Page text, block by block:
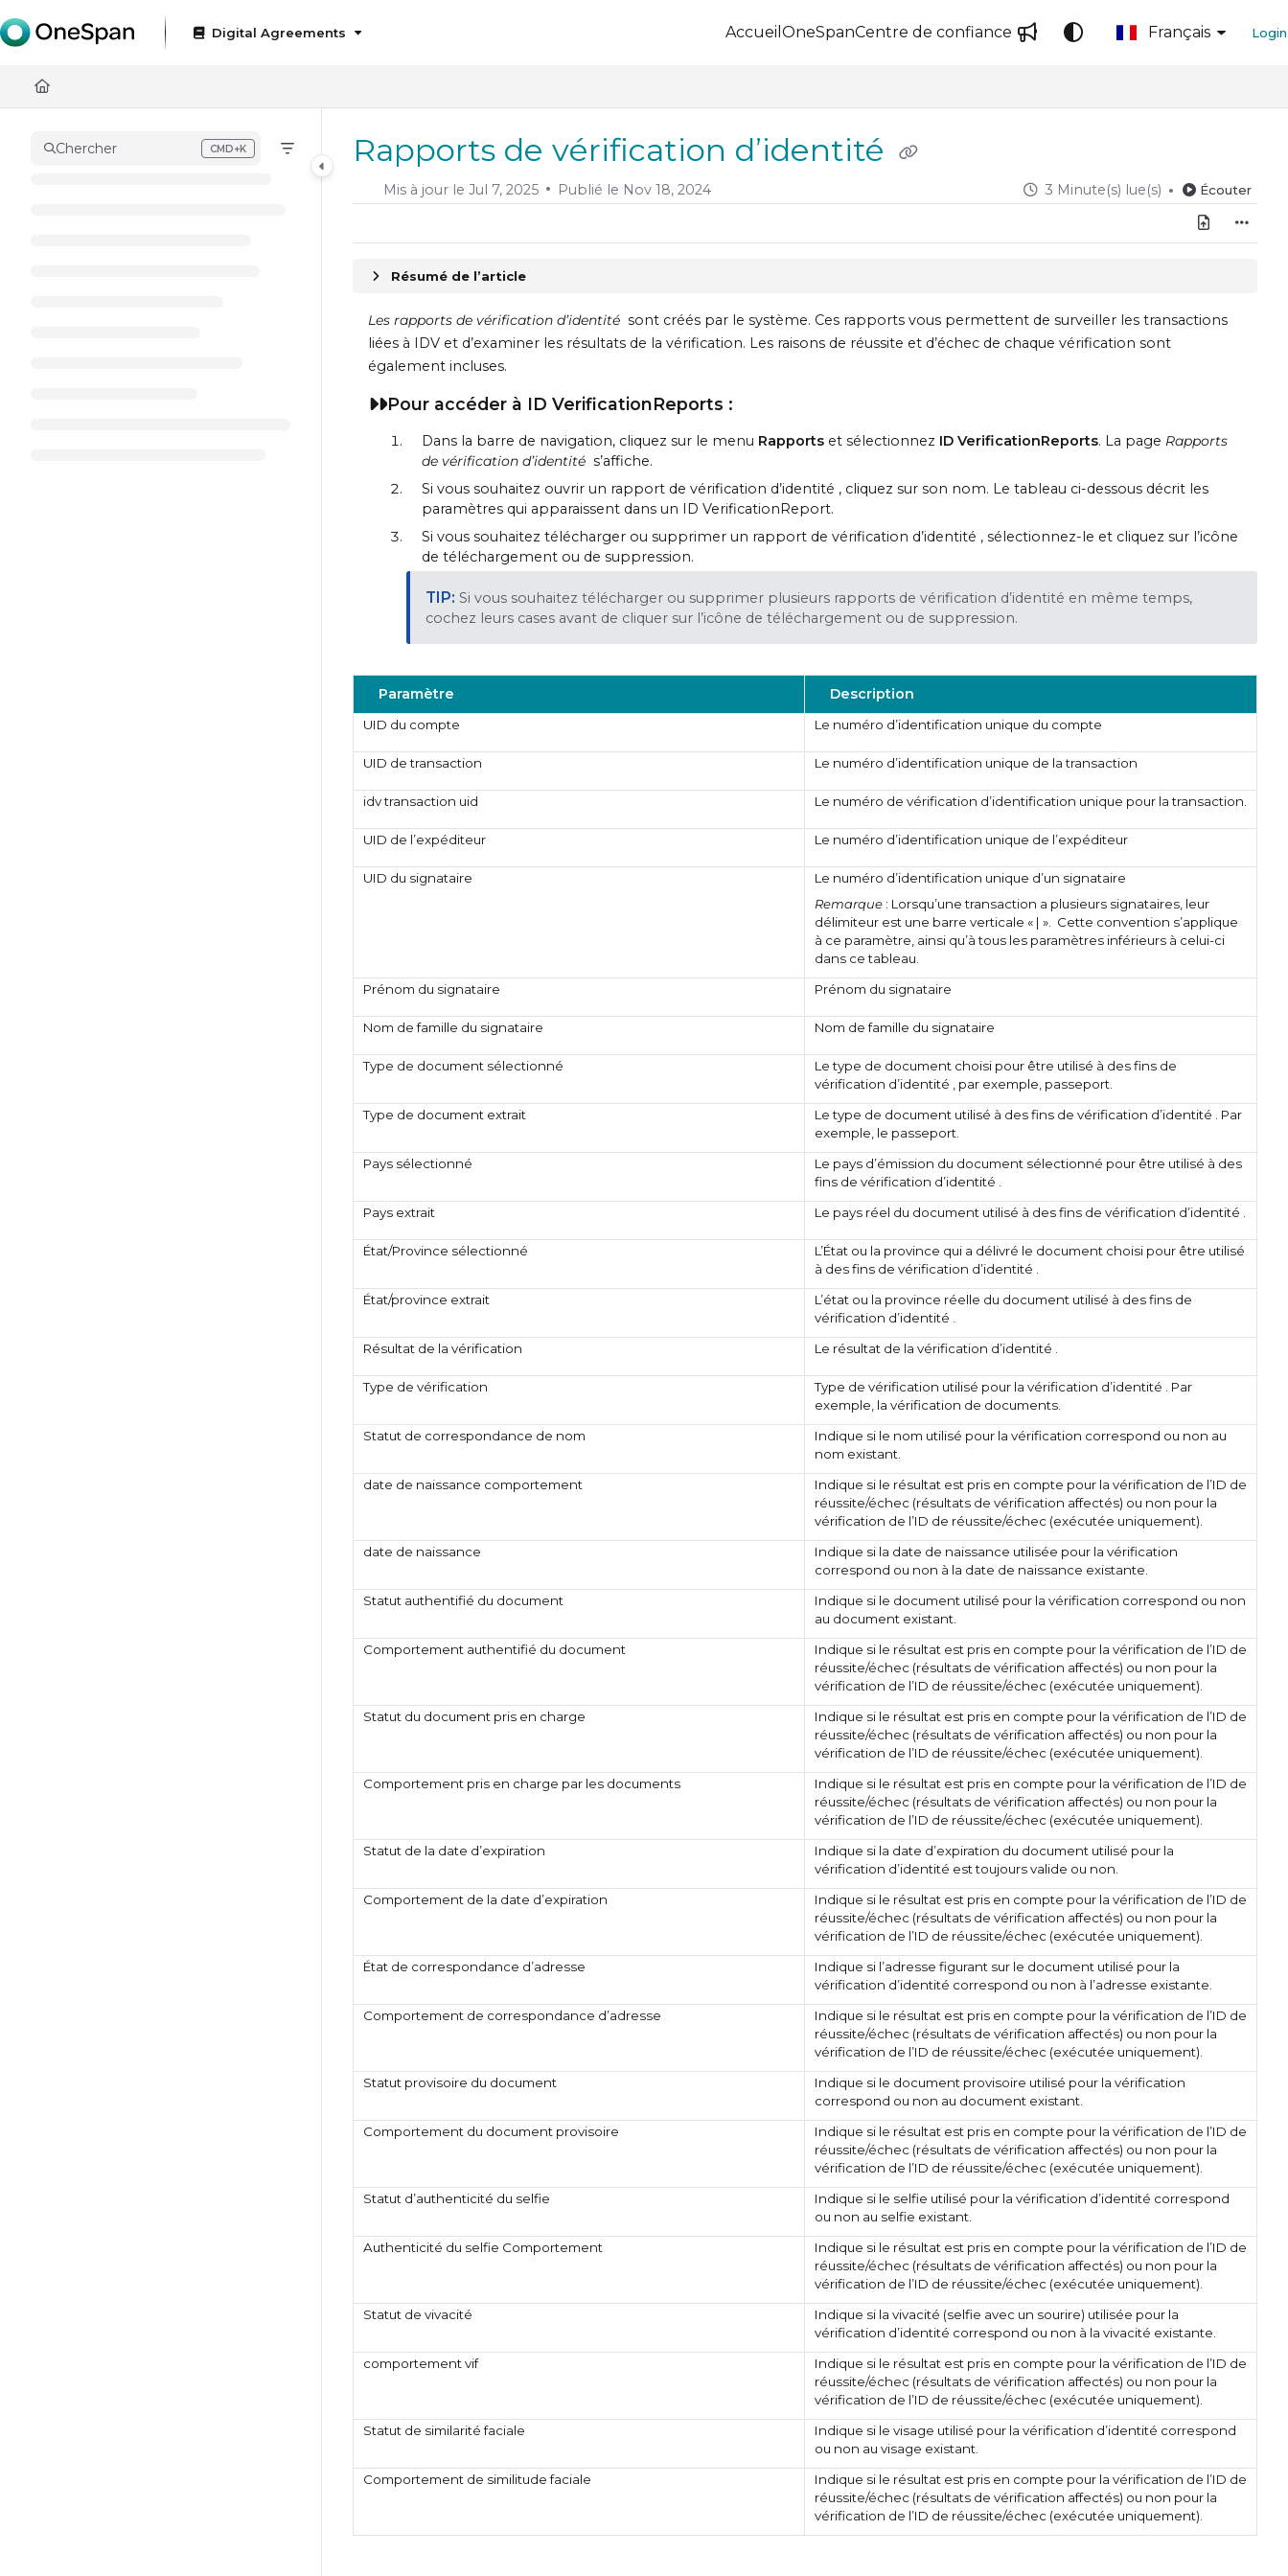
Documentation Index
Fetch the complete documentation index at:https://docs.onespan.com/llms.txt
Use this file to discover all available pages before exploring further.
Digital Agreements Accueil OneSpanCentre de confiance Français Login
Chercher CMD+K
Press CMD+K to open search Rapports de vérification d’identité
Mis à jour le Jul 7, 2025 Publié le Nov 18, 2024 3 Minute(s) lue(s) Écouter
Résumé de l’article
Les rapports de vérification d’identité sont créés par le système. Ces rapports vous permettent de surveiller les transactions
liées à IDV et d’examiner les résultats de la vérification. Les raisons de réussite et d’échec de chaque vérification sont
également incluses.
Pour accéder à ID VerificationReports :
Dans la barre de navigation, cliquez sur le menu Rapports et sélectionnez ID VerificationReports. La page Rapports
de vérification d’identité s’affiche.
Si vous souhaitez ouvrir un rapport de vérification d’identité , cliquez sur son nom. Le tableau ci-dessous décrit les
paramètres qui apparaissent dans un ID VerificationReport.
Si vous souhaitez télécharger ou supprimer un rapport de vérification d’identité , sélectionnez-le et cliquez sur l’icône
de téléchargement ou de suppression.
Si vous souhaitez télécharger ou supprimer plusieurs rapports de vérification d’identité en même temps,
cochez leurs cases avant de cliquer sur l’icône de téléchargement ou de suppression.
Paramètre Description
UID du compte Le numéro d’identification unique du compte
UID de transaction Le numéro d’identification unique de la transaction
idv transaction uid Le numéro de vérification d’identification unique pour la transaction.
UID de l’expéditeur Le numéro d’identification unique de l’expéditeur
UID du signataire
Le numéro d’identification unique d’un signataire
Remarque : Lorsqu’une transaction a plusieurs signataires, leur
délimiteur est une barre verticale « | ». Cette convention s’applique
à ce paramètre, ainsi qu’à tous les paramètres inférieurs à celui-ci
dans ce tableau.
Prénom du signataire
Prénom du signataire
Nom de famille du signataire Nom de famille du signataire
Type de document sélectionné
Le type de document choisi pour être utilisé à des fins de
vérification d’identité , par exemple, passeport.
Type de document extrait
Le type de document utilisé à des fins de vérification d’identité . Par
exemple, le passeport.
Pays sélectionné
Le pays d’émission du document sélectionné pour être utilisé à des
fins de vérification d’identité .
Pays extrait
Le pays réel du document utilisé à des fins de vérification d’identité .
État/Province sélectionné
L’État ou la province qui a délivré le document choisi pour être utilisé
à des fins de vérification d’identité .
État/province extrait
L’état ou la province réelle du document utilisé à des fins de
vérification d’identité .
Résultat de la vérification
Le résultat de la vérification d’identité .
Type de vérification
Type de vérification utilisé pour la vérification d’identité . Par
exemple, la vérification de documents.
Statut de correspondance de nom
Indique si le nom utilisé pour la vérification correspond ou non au
nom existant.
date de naissance comportement
Indique si le résultat est pris en compte pour la vérification de l’ID de
réussite/échec (résultats de vérification affectés) ou non pour la
vérification de l’ID de réussite/échec (exécutée uniquement).
date de naissance
Indique si la date de naissance utilisée pour la vérification
correspond ou non à la date de naissance existante.
Statut authentifié du document
Indique si le document utilisé pour la vérification correspond ou non
au document existant.
Comportement authentifié du document
Indique si le résultat est pris en compte pour la vérification de l’ID de
réussite/échec (résultats de vérification affectés) ou non pour la
vérification de l’ID de réussite/échec (exécutée uniquement).
Statut du document pris en charge
Indique si le résultat est pris en compte pour la vérification de l’ID de
réussite/échec (résultats de vérification affectés) ou non pour la
vérification de l’ID de réussite/échec (exécutée uniquement).
Comportement pris en charge par les documents
Indique si le résultat est pris en compte pour la vérification de l’ID de
réussite/échec (résultats de vérification affectés) ou non pour la
vérification de l’ID de réussite/échec (exécutée uniquement).
Statut de la date d’expiration
Indique si la date d’expiration du document utilisé pour la
vérification d’identité est toujours valide ou non.
Comportement de la date d’expiration
Indique si le résultat est pris en compte pour la vérification de l’ID de
réussite/échec (résultats de vérification affectés) ou non pour la
vérification de l’ID de réussite/échec (exécutée uniquement).
État de correspondance d’adresse
Indique si l’adresse figurant sur le document utilisé pour la
vérification d’identité correspond ou non à l’adresse existante.
Comportement de correspondance d’adresse
Indique si le résultat est pris en compte pour la vérification de l’ID de
réussite/échec (résultats de vérification affectés) ou non pour la
vérification de l’ID de réussite/échec (exécutée uniquement).
Statut provisoire du document
Indique si le document provisoire utilisé pour la vérification
correspond ou non au document existant.
Comportement du document provisoire
Indique si le résultat est pris en compte pour la vérification de l’ID de
réussite/échec (résultats de vérification affectés) ou non pour la
vérification de l’ID de réussite/échec (exécutée uniquement).
Statut d’authenticité du selfie
Indique si le selfie utilisé pour la vérification d’identité correspond
ou non au selfie existant.
Authenticité du selfie Comportement
Indique si le résultat est pris en compte pour la vérification de l’ID de
réussite/échec (résultats de vérification affectés) ou non pour la
vérification de l’ID de réussite/échec (exécutée uniquement).
Statut de vivacité
Indique si la vivacité (selfie avec un sourire) utilisée pour la
vérification d’identité correspond ou non à la vivacité existante.
comportement vif
Indique si le résultat est pris en compte pour la vérification de l’ID de
réussite/échec (résultats de vérification affectés) ou non pour la
vérification de l’ID de réussite/échec (exécutée uniquement).
Statut de similarité faciale
Indique si le visage utilisé pour la vérification d’identité correspond
ou non au visage existant.
Comportement de similitude faciale
Indique si le résultat est pris en compte pour la vérification de l’ID de
réussite/échec (résultats de vérification affectés) ou non pour la
vérification de l’ID de réussite/échec (exécutée uniquement).